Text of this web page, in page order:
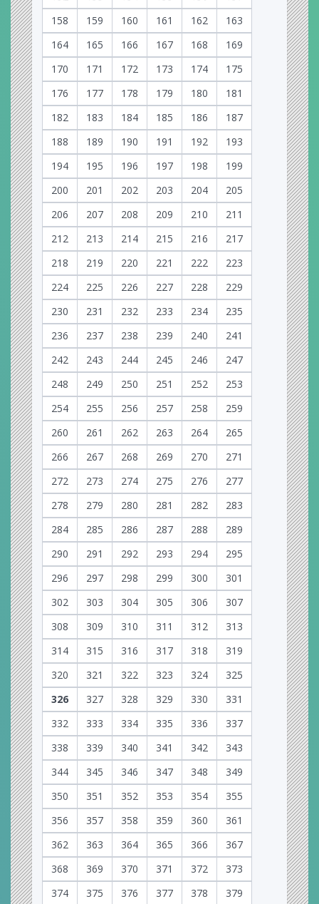
158
159 160 161 162
163
164
165 166 167 168
169
170
171 172 173 174
175
176
177 178 179 180
181
182
183 184 185 186
187
188
189 190 191 192
193
194
195 196 197 198
199
200
201 202 203 204
205
206
207 208 209 210
211
212
213 214 215 216
217
218
219 220 221 222
223
224
225 226 227 228
229
230
231 232 233 234
235
236
237 238 239 240
241
242
243 244 245 246
247
248
249 250 251 252
253
254
255 256 257 258
259
260
261 262 263 264
265
266
267 268 269 270
271
272
273 274 275 276
277
278
279 280 281 282
283
284
285 286 287 288
289
290
291 292 293 294
295
296
297 298 299 300
301
302
303 304 305 306
307
308
309 310 311 312
313
314
315 316 317 318
319
320
321 322 323 324
325
326
327 328 329 330
331
332
333 334 335 336
337
338
339 340 341 342
343
344
345 346 347 348
349
350
351 352 353 354
355
356
357 358 359 360
361
362
363 364 365 366
367
368
369 370 371 372
373
374
375 376 377 378 379